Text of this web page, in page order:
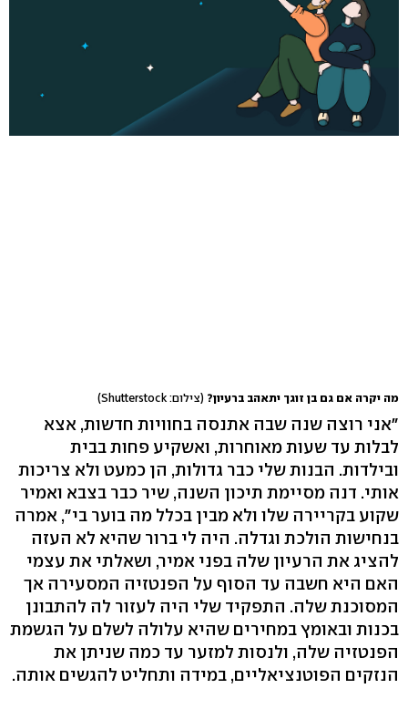
מה יקרה אם גם בן זוגך יתאהב ברעיון? (צילום: Shutterstock)
"אני רוצה שנה שבה אתנסה בחוויות חדשות, אצא
לבלות עד שעות מאוחרות, ואשקיע פחות בבית
ובילדות. הבנות שלי כבר גדולות, הן כמעט ולא צריכות
אותי. דנה מסיימת תיכון השנה, שיר כבר בצבא ואמיר
שקוע בקריירה שלו ולא מבין בכלל מה בוער בי", אמרה
בנחישות הולכת וגדלה. היה לי ברור שהיא לא העזה
להציג את הרעיון שלה בפני אמיר, ושאלתי את עצמי
האם היא חשבה עד הסוף על הפנטזיה המסעירה אך
המסוכנת שלה. התפקיד שלי היה לעזור לה להתבונן
בכנות ובאומץ במחירים שהיא עלולה לשלם על הגשמת
הפנטזיה שלה, ולנסות למזער עד כמה שניתן את
הנזקים הפוטנציאליים, במידה ותחליט להגשים אותה.